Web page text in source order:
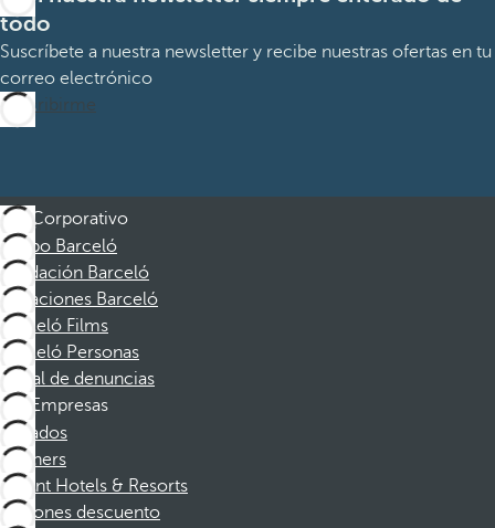
todo
Suscríbete a nuestra newsletter y recibe nuestras ofertas en tu
correo electrónico
Suscribirme
Corporativo
Grupo Barceló
Fundación Barceló
Vacaciones Barceló
Barceló Films
Barceló Personas
Canal de denuncias
Empresas
Afiliados
Partners
Dorint Hotels & Resorts
Cupones descuento